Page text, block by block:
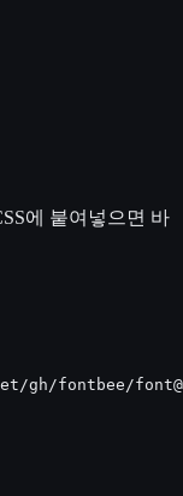
에 붙여넣으면 바
gh/fontbee/